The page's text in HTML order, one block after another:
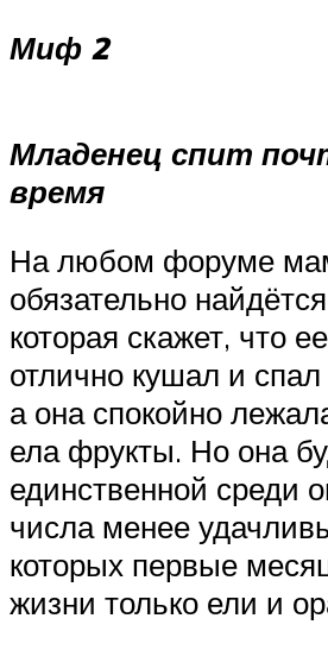
Миф 2
Младенец спит
время
На любом форуме
обязательно
которая скажет, что
отлично кушал и спал
а она спокойно
ела фрукты. Но она
единственной среди
числа менее
которых первые
жизни только ели и